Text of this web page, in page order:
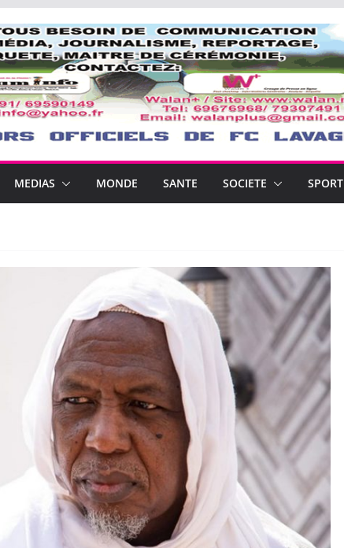
MEDIAS MONDE SANTE SOCIETE SPORT